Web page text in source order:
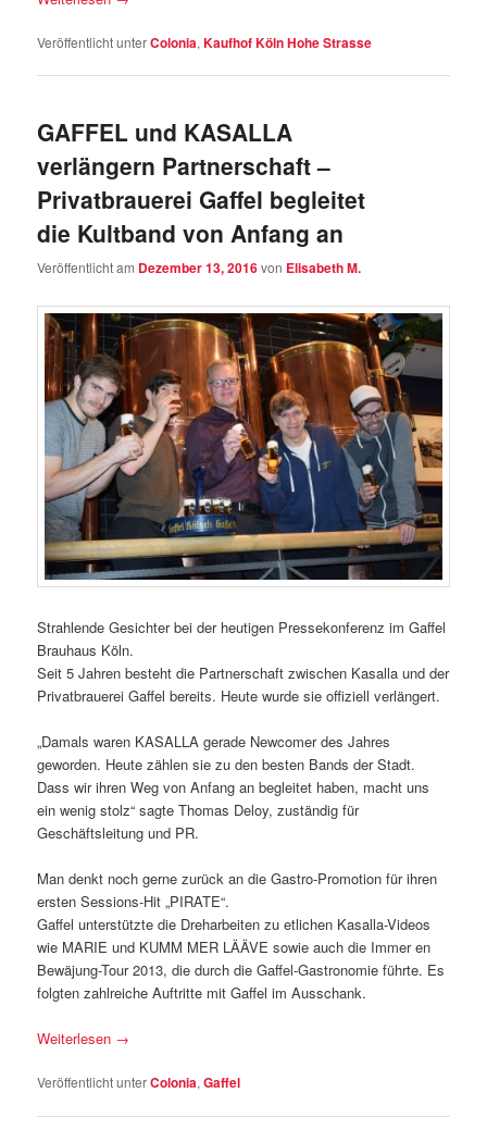
Veröffentlicht unterColonia,Kaufhof Köln Hohe Strasse
GAFFEL und KASALLA
verlängern Partnerschaft –
Privatbrauerei Gaffel begleitet
die Kultband von Anfang an
Veröffentlicht am Dezember 13, 2016von Elisabeth M.
Strahlende Gesichter bei der heutigen Pressekonferenz im Gaffel
Brauhaus Köln.
Seit 5 Jahren besteht die Partnerschaft zwischen Kasalla und der
Privatbrauerei Gaffel bereits. Heute wurde sie offiziell verlängert.
„Damals waren KASALLA gerade Newcomer des Jahres
geworden. Heute zählen sie zu den besten Bands der Stadt.
Dass wir ihren Weg von Anfang an begleitet haben, macht uns
ein wenig stolz“ sagte Thomas Deloy, zuständig für
Geschäftsleitung und PR.
Man denkt noch gerne zurück an die Gastro-Promotion für ihren
ersten Sessions-Hit „PIRATE“.
Gaffel unterstützte die Dreharbeiten zu etlichen Kasalla-Videos
wie MARIE und KUMM MER LÄÄVE sowie auch die Immer en
Bewäjung-Tour 2013, die durch die Gaffel-Gastronomie führte. Es
folgten zahlreiche Auftritte mit Gaffel im Ausschank.
Weiterlesen →
Veröffentlicht unterColonia,Gaffel